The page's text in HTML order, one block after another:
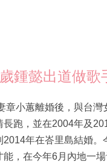
鍾懿出道做歌
章小蕙離婚後，與台灣
長跑，並在2004年及
年在峇里島結婚。
，在今年6月內地一